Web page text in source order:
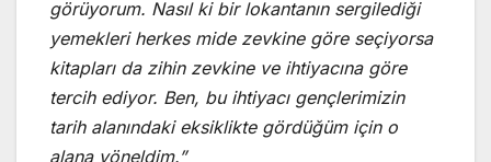
görüyorum. Nasıl ki bir lokantanın sergilediği
yemekleri herkes mide zevkine göre seçiyorsa
kitapları da zihin zevkine ve ihtiyacına göre
tercih ediyor. Ben, bu ihtiyacı gençlerimizin
tarih alanındaki eksiklikte gördüğüm için o
alana yöneldim.”